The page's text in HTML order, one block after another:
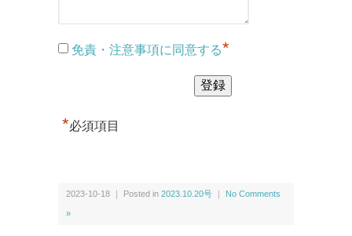
免責・注意事項に同意する*
*必須項目
2023-10-18 ｜ Posted in 2023.10.20号 No Comments
»